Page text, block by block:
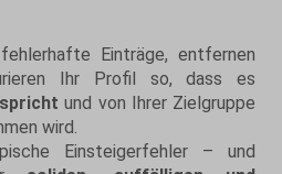
Einträge, entfernen
Ihr Profil so, dass es
und von Ihrer Zielgruppe
wird.
Einsteigerfehler – und